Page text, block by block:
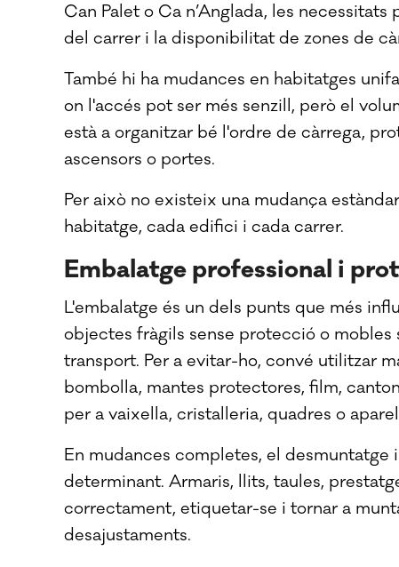
Can Palet o Ca n’Anglada, les
del carrer i la disponibilitat de zones de
També hi ha mudances en habitatges
on l'accés pot ser més senzill, però el
està a organitzar bé l'ordre de càrrega,
ascensors o portes.
Per això no existeix una mudança
habitatge, cada edifici i cada carrer.
Embalatge professional i
L'embalatge és un dels punts que més
objectes fràgils sense protecció o
transport. Per a evitar-ho, convé utilitzar
bombolla, mantes protectores, film,
per a vaixella, cristalleria, quadres o
En mudances completes, el
determinant. Armaris, llits, taules,
correctament, etiquetar-se i tornar a
desajustaments.